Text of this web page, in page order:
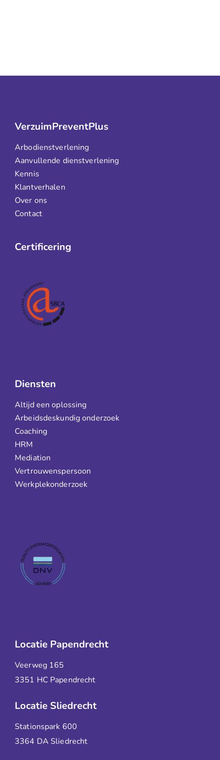
VerzuimPreventPlus
Arbodienstverlening
Aanvullende dienstverlening
Kennis
Klantverhalen
Over ons
Contact
Certificering
Diensten
Altijd een oplossing
Arbeidsdeskundig onderzoek
Coaching
HRM
Mediation
Vertrouwenspersoon
Werkplekonderzoek
Locatie Papendrecht
Veerweg 165
3351 HC Papendrecht
Locatie Sliedrecht
Stationspark 600
3364 DA Sliedrecht